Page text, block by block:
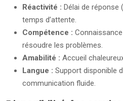
Réactivité : Délai de réponse
temps d’attente.
Compétence :
résoudre les problèmes.
Amabilité : Accueil
Langue : Support disponible
communication fluide.